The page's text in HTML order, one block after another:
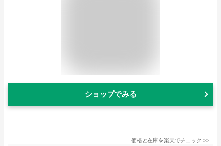
ショップでみる
価格と在庫を楽天でチェック >>